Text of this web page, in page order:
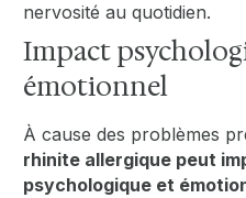
nervosité au quotidien.
Impact
émotionnel
À cause des problèmes
rhinite allergique peut
psychologique et